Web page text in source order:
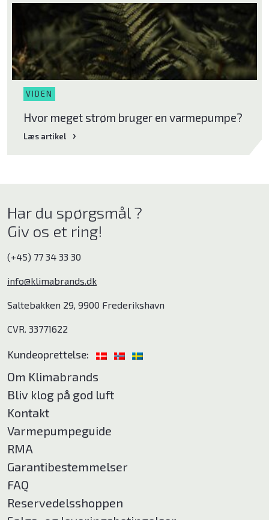
VIDEN
Hvor meget strøm bruger en varmepumpe?
Læs artikel
Har du spørgsmål ?
Giv os et ring!
(+45) 77 34 33 30
info@klimabrands.dk
Saltebakken 29, 9900 Frederikshavn
CVR. 33771622
Kundeoprettelse:
Om Klimabrands
Bliv klog på god luft
Kontakt
Varmepumpeguide
RMA
Garantibestemmelser
FAQ
Reservedelsshoppen